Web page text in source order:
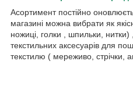
Асортимент постійно
магазині можна вибрати як
ножиці, голки , шпильки, нитки)
текстильних аксесуарів для
текстилю ( мереживо, стрічки,